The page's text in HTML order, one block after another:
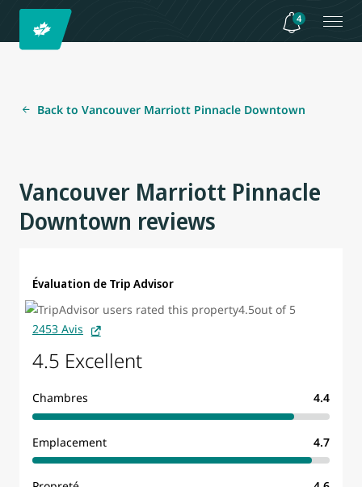
4
Back to Vancouver Marriott Pinnacle Downtown
Vancouver Marriott Pinnacle
Downtown reviews
Évaluation de Trip Advisor
2453 Avis
4.5 Excellent
Chambres 4.4
Emplacement 4.7